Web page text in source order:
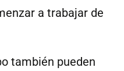
a trabajar de
también pueden